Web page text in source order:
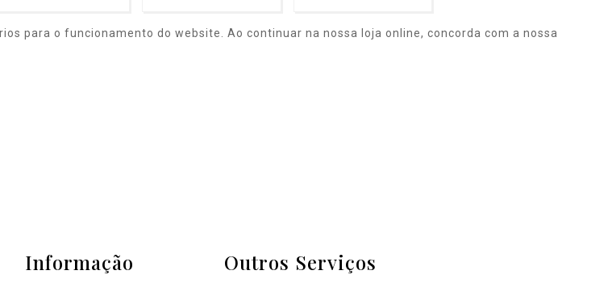
para o funcionamento do website. Ao continuar na nossa loja online, concorda com a nossa
Informação Outros Serviços